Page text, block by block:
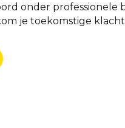
onder professionele
je toekomstige